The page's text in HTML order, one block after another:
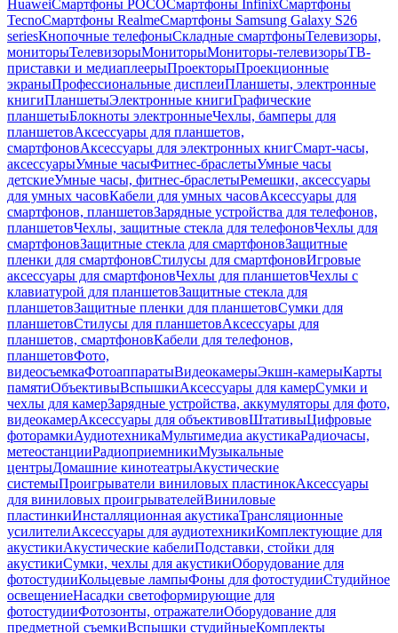
HuaweiСмартфоны POCOСмартфоны InfinixСмартфоны
TecnoСмартфоны RealmeСмартфоны Samsung Galaxy S26
seriesКнопочные телефоныСкладные смартфоныТелевизоры,
мониторыТелевизорыМониторыМониторы-телевизорыТВ-
приставки и медиаплеерыПроекторыПроекционные
экраныПрофессиональные дисплеиПланшеты, электронные
книгиПланшетыЭлектронные книгиГрафические
планшетыБлокноты электронныеЧехлы, бамперы для
планшетовАксессуары для планшетов,
смартфоновАксессуары для электронных книгСмарт-часы,
аксессуарыУмные часыФитнес-браслетыУмные часы
детскиеУмные часы, фитнес-браслетыРемешки, аксессуары
для умных часовКабели для умных часовАксессуары для
смартфонов, планшетовЗарядные устройства для телефонов,
планшетовЧехлы, защитные стекла для телефоновЧехлы для
смартфоновЗащитные стекла для смартфоновЗащитные
пленки для смартфоновСтилусы для смартфоновИгровые
аксессуары для смартфоновЧехлы для планшетовЧехлы с
клавиатурой для планшетовЗащитные стекла для
планшетовЗащитные пленки для планшетовСумки для
планшетовСтилусы для планшетовАксессуары для
планшетов, смартфоновКабели для телефонов,
планшетовФото,
видеосъемкаФотоаппаратыВидеокамерыЭкшн-камерыКарты
памятиОбъективыВспышкиАксессуары для камерСумки и
чехлы для камерЗарядные устройства, аккумуляторы для фото,
видеокамерАксессуары для объективовШтативыЦифровые
фоторамкиАудиотехникаМультимедиа акустикаРадиочасы,
метеостанцииРадиоприемникиМузыкальные
центрыДомашние кинотеатрыАкустические
системыПроигрыватели виниловых пластинокАксессуары
для виниловых проигрывателейВиниловые
пластинкиИнсталляционная акустикаТрансляционные
усилителиАксессуары для аудиотехникиКомплектующие для
акустикиАкустические кабелиПодставки, стойки для
акустикиСумки, чехлы для акустикиОборудование для
фотостудииКольцевые лампыФоны для фотостудииСтудийное
освещениеНасадки светоформирующие для
фотостудииФотозонты, отражателиОборудование для
предметной съемкиВспышки студийныеКомплекты